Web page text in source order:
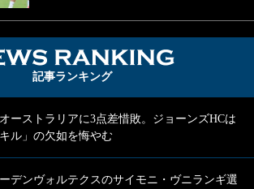
記事ランキング
オーストラリアに3点差惜敗。ジョーンズHCは
ル」の欠如を悔やむ
デンヴォルテクスのサイモニ・ヴニランギ選